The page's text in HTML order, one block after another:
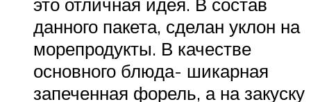
данного пакета, сделан уклон на
морепродукты. В качестве
основного блюда- шикарная
запеченная форель, а на закуску